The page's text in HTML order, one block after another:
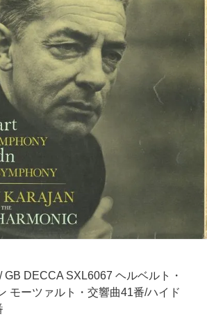
/ GB DECCA SXL6067 ヘルベルト・
モーツァルト・交響曲41番/ハイド